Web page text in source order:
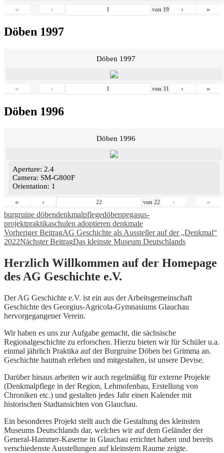
« ‹ von 19 › »
Döben 1997
Döben 1997
« ‹ von 31 › »
Döben 1996
Döben 1996
Aperture: 2.4
Camera: SM-G800F
Orientation: 1
«
‹ von22 › »
burgruine döbendenkmalpflegedöbenpegasus-
projektpraktikaschulen adoptieren denkmale
Beitragsnavigation
Vorheriger BeitragAG Geschichte als Aussteller auf der „Denkmal“
2022Nächster BeitragDas kleinste Museum Deutschlands
Herzlich Willkommen auf der Homepage
des AG Geschichte e.V.
Der AG Geschichte e.V. ist ein aus der Arbeitsgemeinschaft
Geschichte des Georgius-Agricola-Gymnasiums Glauchau
hervorgegangener Verein.
Wir haben es uns zur Aufgabe gemacht, die sächsische
Regionalgeschichte zu erforschen. Hierzu bieten wir für Schüler u.a.
einmal jährlich Praktika auf der Burgruine Döben bei Grimma an.
Geschichte hautnah erleben und mitgestalten, ist unsere Devise.
Darüber hinaus arbeiten wir auch regelmäßig für externe Projekte
(Denkmalpflege in der Region, Lehmofenbau, Erstellung von
Chroniken etc.) und gestalten jedes Jahr einen Kalender mit
historischen Stadtansichten von Glauchau.
Ein besonderes Projekt stellt auch die Gestaltung des kleinsten
Museums Deutschlands dar, welches wir auf dem Geländer der
General-Hammer-Kaserne in Glauchau errichtet haben und bereits
verschiedenste Ausstellungen auf kleinstem Raume zeigte.